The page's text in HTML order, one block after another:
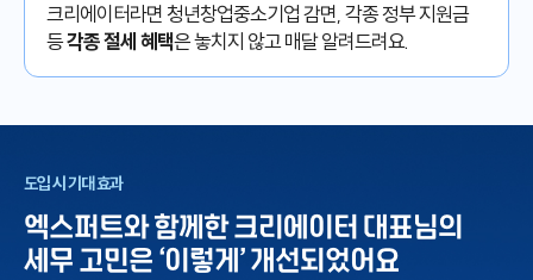
크리에이터라면 청년창업중소기업 감면, 각종 정부 지원금
등각종 절세 혜택은 놓치지 않고 매달 알려드려요.
도입 시 기대 효과
엑스퍼트와 함께한 크리에이터 대표님의
세무 고민은 ‘이렇게’ 개선되었어요